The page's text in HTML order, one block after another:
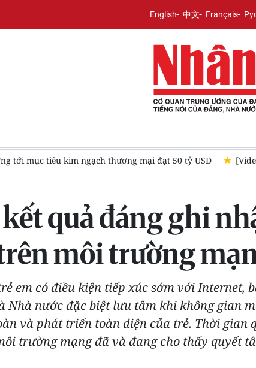
English 中文 Français
tới mục tiêu kim ngạch thương mại đạt 50 tỷ USD
quả đáng ghi
môi trường
em có điều kiện tiếp xúc sớm với
Nhà nước đặc biệt lưu tâm khi không gian
và phát triển toàn diện của trẻ. Thời gian
trường mạng đã và đang cho thấy quyết